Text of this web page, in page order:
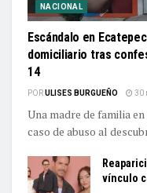
NACIONAL
Escándalo en
domiciliario tras
14
PORULISES BURGUEÑO 30
Una madre de familia
caso de abuso al
vínculo